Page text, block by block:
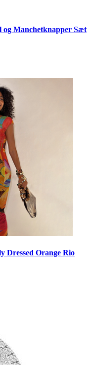
og Manchetknapper Sæt
Dressed Orange Rio